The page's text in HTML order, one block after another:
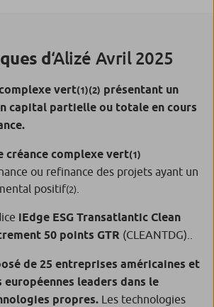
d‘Alizé Avril 2025
vert(1)(2) présentant un
capital partielle ou totale en cours
créance complexe vert(1)
ou refinance des projets ayant un
positif(2)
iEdge ESG Transatlantic Clean
50 points GTR (CLEANTDG)..
de 25 entreprises américaines et
leaders dans le
propres. Les technologies